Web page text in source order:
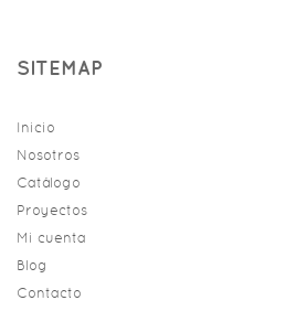
SITEMAP
Inicio
Nosotros
Catálogo
Proyectos
Mi cuenta
Blog
Contacto